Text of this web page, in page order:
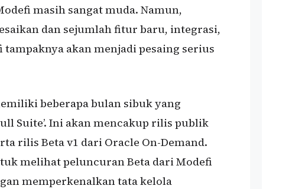
masih sangat muda. Namun,
dan sejumlah fitur baru, integrasi,
akan menjadi pesaing serius
beberapa bulan sibuk yang
Suite’. Ini akan mencakup rilis publik
rilis Beta v1 dari Oracle On-Demand.
melihat peluncuran Beta dari Modefi
memperkenalkan tata kelola